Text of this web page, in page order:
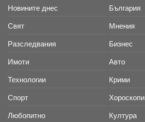
Новините днес България
Свят Мнения
Разследвания Бизнес
Имоти Авто
Технологии Крими
Спорт Хороскопи
Любопитно Култура